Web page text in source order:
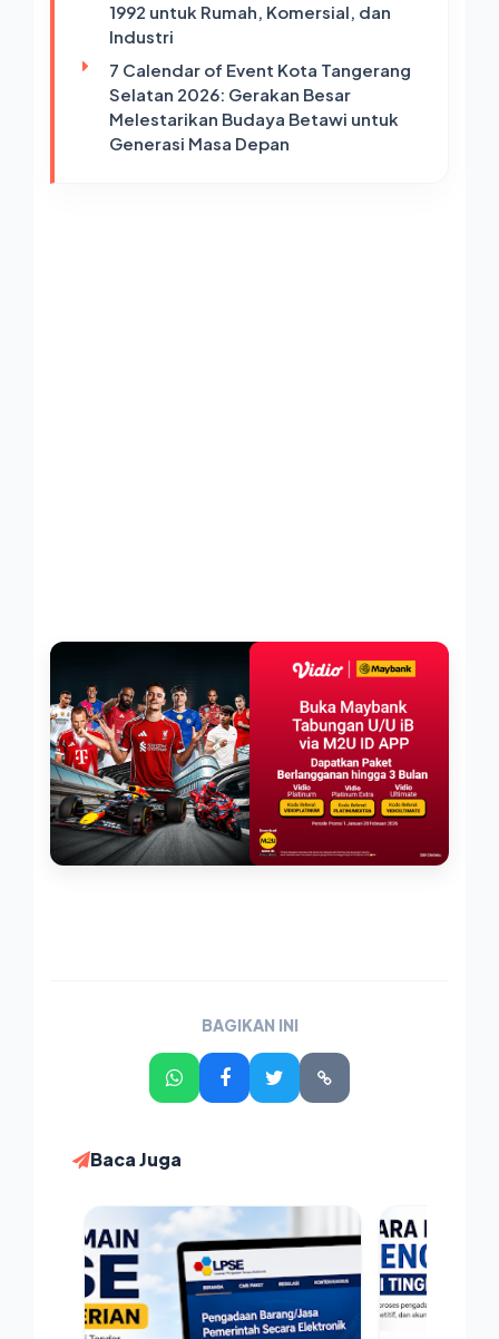
1992 untuk Rumah, Komersial, dan
Industri
7 Calendar of Event Kota Tangerang
Selatan 2026: Gerakan Besar
Melestarikan Budaya Betawi untuk
Generasi Masa Depan
BAGIKAN INI
Baca Juga